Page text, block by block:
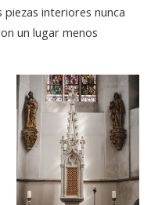
piezas interiores nunca
un lugar menos